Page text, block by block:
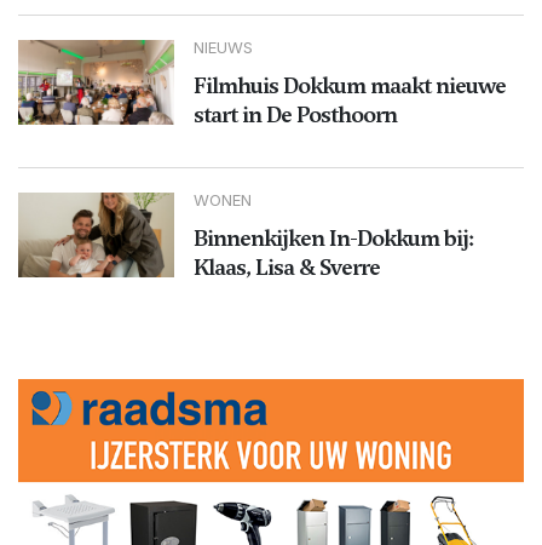
NIEUWS
Filmhuis Dokkum maakt nieuwe
start in De Posthoorn
WONEN
Binnenkijken In-Dokkum bij:
Klaas, Lisa & Sverre